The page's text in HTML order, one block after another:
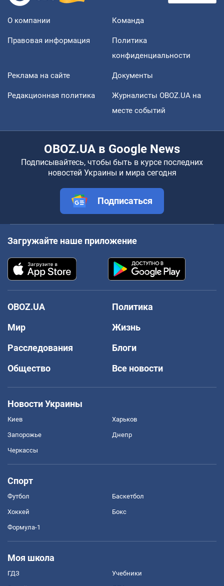
О компании Команда
Правовая информация
Политика
конфиденциальности
Реклама на сайте Документы
Редакционная политика
Журналисты OBOZ.UA на
месте событий
OBOZ.UA в Google News
Подписывайтесь, чтобы быть в курсе последних
новостей Украины и мира сегодня
Подписаться
Загружайте наше приложение
OBOZ.UA
Политика
Мир
Жизнь
Расследования
Блоги
Общество
Все новости
Новости Украины
Киев Харьков
Запорожье Днепр
Черкассы
Спорт
Футбол Баскетбол
Хоккей Бокс
Формула-1
Моя школа
ГДЗ Учебники